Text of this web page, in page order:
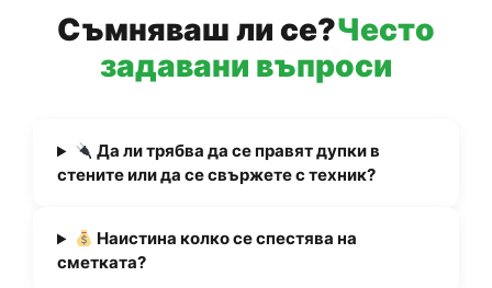
Съмняваш ли се?Често
задавани въпроси
Да ли трябва да се правят дупки в
стените или да се свържете с техник?
Наистина колко се спестява на
сметката?